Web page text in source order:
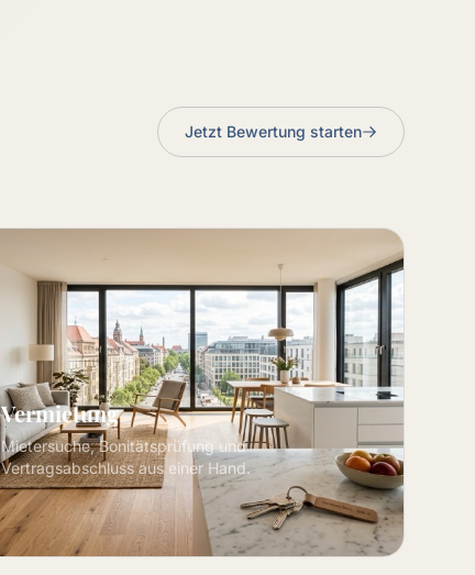
Jetzt Bewertung starten
Vermietung
Mietersuche, Bonitätsprüfung und
Vertragsabschluss aus einer Hand.